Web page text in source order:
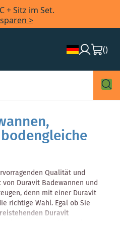
+ Sitz im Set.
>
()
Qualität und
Duravit Badewannen und
denn mit einer Duravit
richtige Wahl. Egal ob Sie
Duravit
Badewanne für zwei